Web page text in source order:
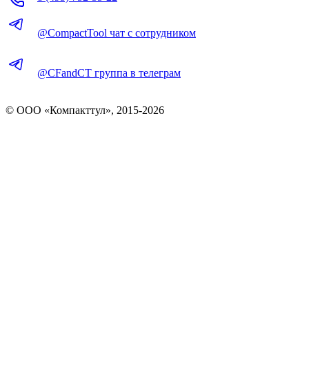
@CompactTool чат с сотрудником
@CFandCT группа в телеграм
© OOO «Компакттул», 2015-2026